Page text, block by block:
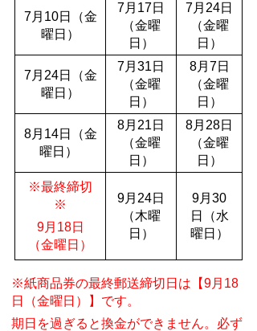
7月10日（金
曜日）
7月17日
（金曜
日）
7月24日
（金曜
日）
7月24日（金
曜日）
7月31日
（金曜
日）
8月7日
（金曜
日）
8月14日（金
曜日）
8月21日
（金曜
日）
8月28日
（金曜
日）
※最終締切
※
9月18日
（金曜日）
9月24日
（木曜
日）
9月30
日（水
曜日）
※紙商品券の最終郵送締切日は【9月18
日（金曜日）】です。
期日を過ぎると換金ができません。必ず